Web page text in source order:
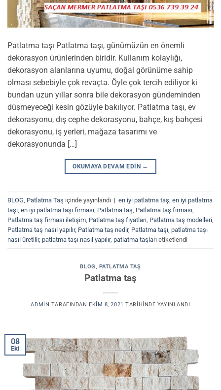
Patlatma taşı Patlatma taşı, günümüzün en önemli
dekorasyon ürünlerinden biridir. Kullanım kolaylığı,
dekorasyon alanlarına uyumu, doğal görünüme sahip
olması sebebiyle çok revaçta. Öyle çok tercih ediliyor ki
bundan uzun yıllar sonra bile dekorasyon gündeminden
düşmeyeceği kesin gözüyle bakılıyor. Patlatma taşı, ev
dekorasyonu, dış cephe dekorasyonu, bahçe, kış bahçesi
dekorasyonu, iş yerleri, mağaza tasarımı ve
dekorasyonunda […]
OKUMAYA DEVAM EDIN →
BLOG Patlatma Taş içinde yayınlandı | en iyi patlatma taş en iyi patlatma
taşı en iyi patlatma taşı firması Patlatma taş Patlatma taş firması
Patlatma taş firması iletişim Patlatma taş fiyatları Patlatma taş modelleri
Patlatma taş nasıl yapılır, Patlatma taş nedir, Patlatma taşı patlatma taşı
nasıl üretilir, patlatma taşı nasıl yapılır, patlatma taşları etiketlendi
BLOG, PATLATMA TAŞ
Patlatma taş
ADMIN TARAFINDAN EKIM 8, 2021 TARIHINDE YAYINLANDI
08
Eki